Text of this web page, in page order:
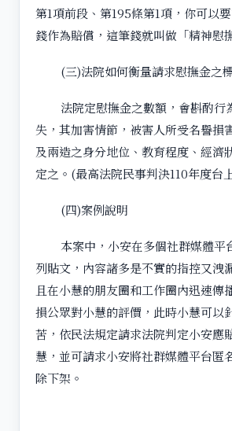
第1項前段、第195條第1項，你可以
錢作為賠償，這筆錢就叫做「精神慰
(三)法院如何衡量請求慰撫金之
法院定慰撫金之數額，會斟酌行
失，其加害情節，被害人所受名譽損
及兩造之身分地位、教育程度、經濟
定之。(最高法院民事判決110年度台
(四)案例說明
本案中，小安在多個社群媒體平
列貼文，內容諸多是不實的指控又洩
且在小慧的朋友圈和工作圈內迅速傳
損公眾對小慧的評價，此時小慧可以
苦，依民法規定請求法院判定小安應
慧，並可請求小安將社群媒體平台匿
除下架。